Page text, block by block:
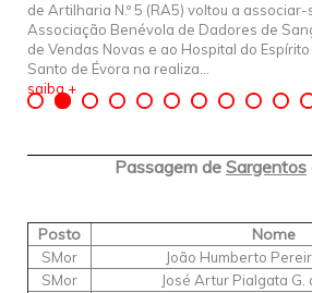
de Artilharia N.º 5 (RA5) voltou a associar-
Associação Benévola de Dadores de
de Vendas Novas e ao Hospital do Espírito
Santo de Évora na realiza...
saiba +
Passagem de Sargentos
Posto Nome
SMor João Humberto
SMor
José Artur Pialgata G.